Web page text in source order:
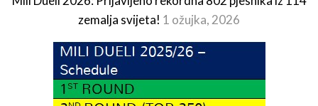
zemalja svijeta! 1 ožujka, 2026